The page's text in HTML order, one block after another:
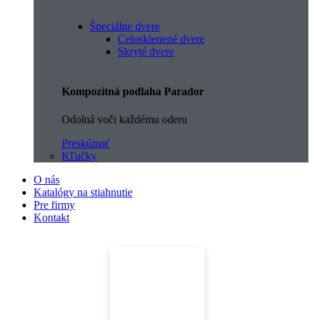
Špeciálne dvere
Celosklenené dvere
Skryté dvere
Kompozitná podlaha Parador
Odolná voči každému oderu
Preskúmať
Kľučky
O nás
Katalógy na stiahnutie
Pre firmy
Kontakt